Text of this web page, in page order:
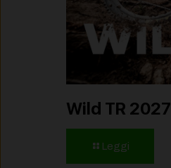
Wild TR 2027
Leggi